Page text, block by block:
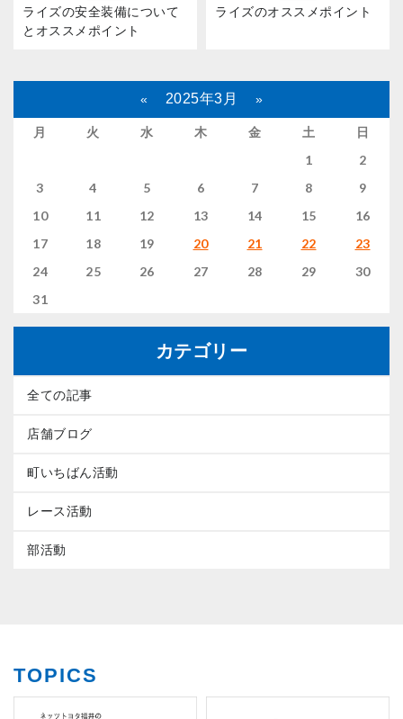
ライズの安全装備について
とオススメポイント
ライズのオススメポイント
« 2025年3月 »
月 火 水 木 金 土
日
1
2
3
4 5 6 7 8
9
10
11 12 13 14 15
16
17
18 19 20 21 22
23
24
25 26 27 28 29
30
31
カテゴリー
全ての記事
店舗ブログ
町いちばん活動
レース活動
部活動
TOPICS